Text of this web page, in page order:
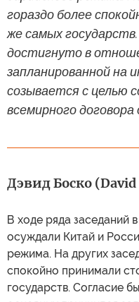
гораздо более
же самых
достигнуто в
запланированной на
созывается с целью
всемирного
Дэвид Боско (David
В ходе ряда
осуждали Китай и
режима. На других
спокойно принимали
государств. Согласие